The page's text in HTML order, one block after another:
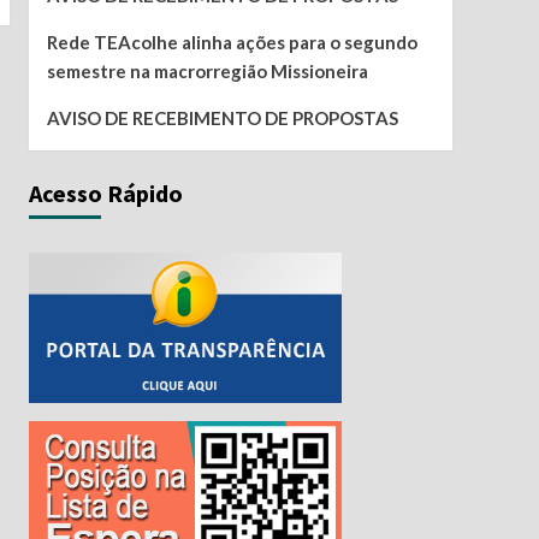
Rede TEAcolhe alinha ações para o segundo
semestre na macrorregião Missioneira
AVISO DE RECEBIMENTO DE PROPOSTAS
Acesso Rápido